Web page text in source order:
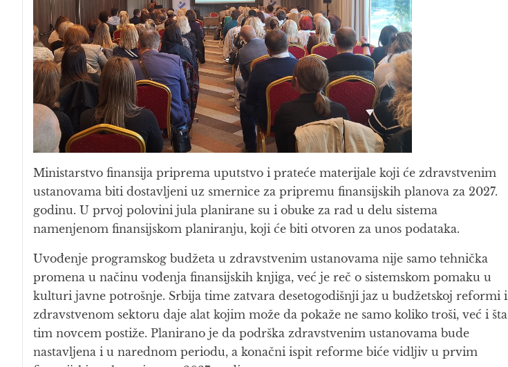
Ministarstvo finansija priprema uputstvo i prateće materijale koji će zdravstvenim
ustanovama biti dostavljeni uz smernice za pripremu finansijskih planova za 2027.
godinu. U prvoj polovini jula planirane su i obuke za rad u delu sistema
namenjenom finansijskom planiranju, koji će biti otvoren za unos podataka.
Uvođenje programskog budžeta u zdravstvenim ustanovama nije samo tehnička
promena u načinu vođenja finansijskih knjiga, već je reč o sistemskom pomaku u
kulturi javne potrošnje. Srbija time zatvara desetogodišnji jaz u budžetskoj reformi i
zdravstvenom sektoru daje alat kojim može da pokaže ne samo koliko troši, već i šta
tim novcem postiže. Planirano je da podrška zdravstvenim ustanovama bude
nastavljena i u narednom periodu, a konačni ispit reforme biće vidljiv u prvim